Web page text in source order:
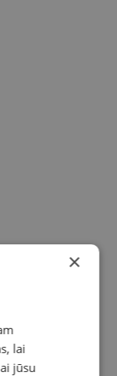
×
lai
jūsu